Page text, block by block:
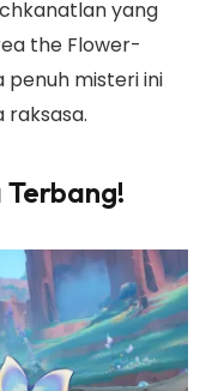
yang
the Flower-
penuh misteri ini
raksasa.
Terbang!